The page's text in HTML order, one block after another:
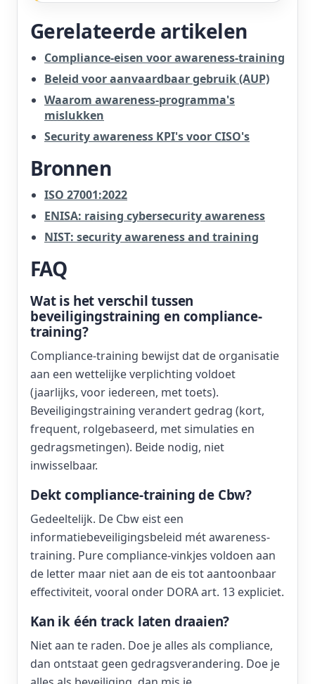
Gerelateerde artikelen
Compliance-eisen voor awareness-training
Beleid voor aanvaardbaar gebruik (AUP)
Waarom awareness-programma's
mislukken
Security awareness KPI's voor CISO's
Bronnen
ISO 27001:2022
ENISA: raising cybersecurity awareness
NIST: security awareness and training
FAQ
Wat is het verschil tussen
beveiligingstraining en compliance-
training?
Compliance-training bewijst dat de organisatie
aan een wettelijke verplichting voldoet
(jaarlijks, voor iedereen, met toets).
Beveiligingstraining verandert gedrag (kort,
frequent, rolgebaseerd, met simulaties en
gedragsmetingen). Beide nodig, niet
inwisselbaar.
Dekt compliance-training de Cbw?
Gedeeltelijk. De Cbw eist een
informatiebeveiligingsbeleid mét awareness-
training. Pure compliance-vinkjes voldoen aan
de letter maar niet aan de eis tot aantoonbaar
effectiviteit, vooral onder DORA art. 13 expliciet.
Kan ik één track laten draaien?
Niet aan te raden. Doe je alles als compliance,
dan ontstaat geen gedragsverandering. Doe je